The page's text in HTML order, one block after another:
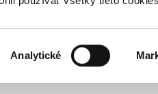
Analytické